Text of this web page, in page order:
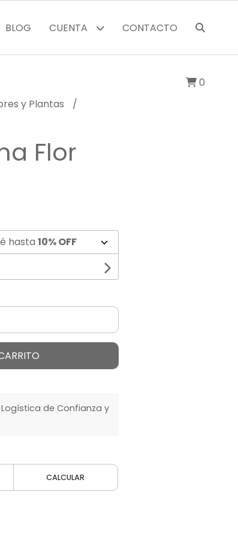
BLOG CUENTA CONTACTO
0
y Plantas
Flor
hasta 10% OFF
de Confianza y
CALCULAR